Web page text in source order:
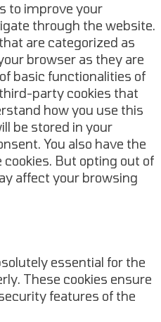
to improve your
through the website.
are categorized as
browser as they are
basic functionalities of
party cookies that
how you use this
be stored in your
You also have the
But opting out of
affect your browsing
essential for the
These cookies ensure
features of the